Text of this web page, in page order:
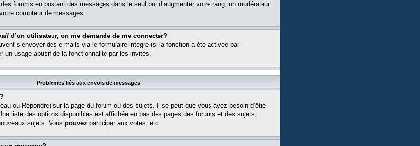
forums en postant des messages dans le seul but d’augmenter votre rang, un modérateur
compteur de messages.
d’un utilisateur, on me demande de me connecter?
s’envoyer des e-mails via le formulaire intégré (si la fonction a été activée par
un usage abusif de la fonctionnalité par les invités.
Problèmes liés aux envois de messages
ou Répondre) sur la page du forum ou des sujets. Il se peut que vous ayez besoin d’être
liste des options disponibles est affichée en bas des pages des forums et des sujets,
sujets, Vous pouvez participer aux votes, etc.